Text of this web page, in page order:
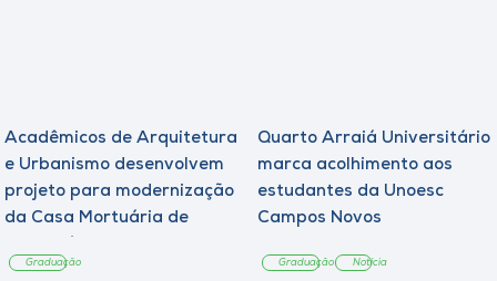
Acadêmicos de Arquitetura
e Urbanismo desenvolvem
projeto para modernização
da Casa Mortuária de
Graduação
Quarto Arraiá Universitário
marca acolhimento aos
estudantes da Unoesc
Campos Novos
Graduação Notícia